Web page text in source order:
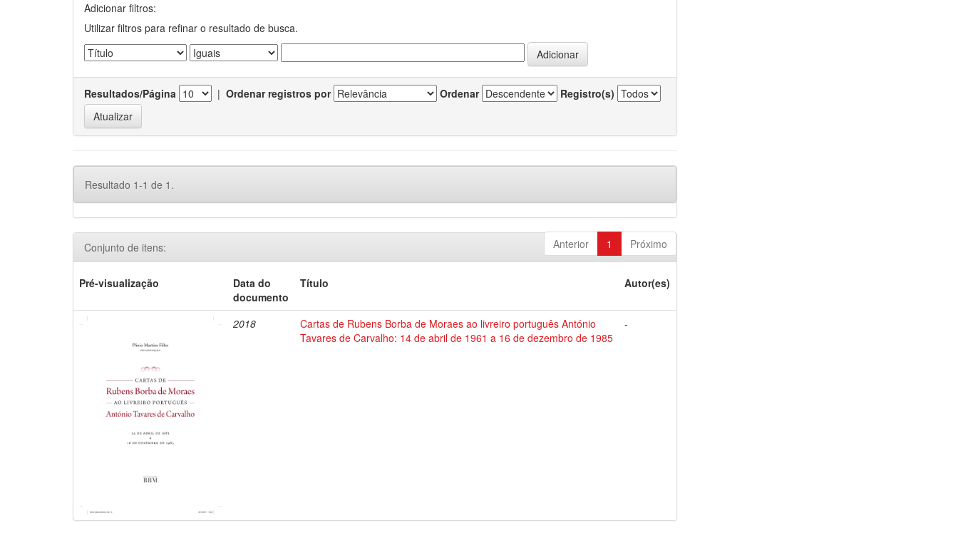
Adicionar filtros:
Utilizar filtros para refinar o resultado de busca.
Resultados/Página | Ordenar registros por Ordenar Registro(s)
Resultado 1-1 de 1.
Anterior 1 Próximo
Conjunto de itens:
Pré-visualização
Data do
documento
Título Autor(es)
2018
Cartas de Rubens Borba de Moraes ao livreiro português António
Tavares de Carvalho: 14 de abril de 1961 a 16 de dezembro de 1985
-